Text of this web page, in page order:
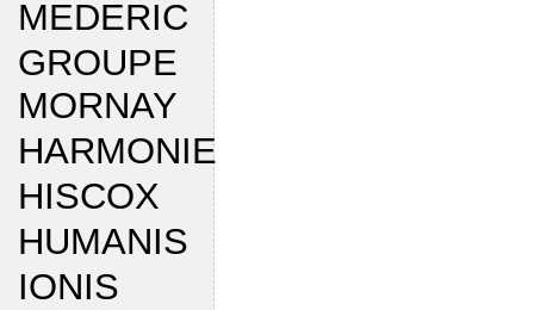
MEDERIC
GROUPE
MORNAY
HARMONIE
HISCOX
HUMANIS
IONIS